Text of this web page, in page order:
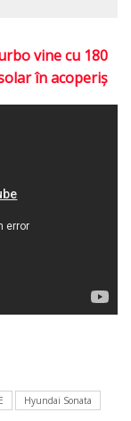
vine cu 180
în acoperiş
Hyundai Sonata